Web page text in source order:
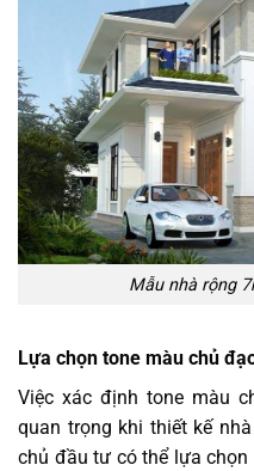
Mẫu nhà rộng
Lựa chọn tone màu chủ
Việc xác định tone màu
quan trọng khi thiết kế
chủ đầu tư có thể lựa